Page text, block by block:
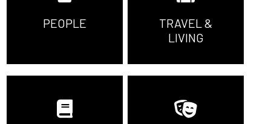
PEOPLE
TRAVEL &
LIVING